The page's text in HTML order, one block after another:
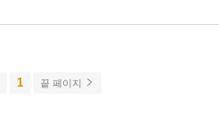
1 끝 페이지